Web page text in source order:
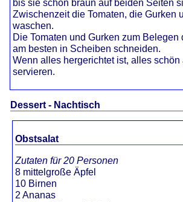
bis sie schön braun auf beiden Seiten
Zwischenzeit die Tomaten, die Gurken
waschen.
Die Tomaten und Gurken zum Belegen
am besten in Scheiben schneiden.
Wenn alles hergerichtet ist, alles schön
servieren.
Dessert - Nachtisch
Obstsalat
Zutaten für 20 Personen
8 mittelgroße Äpfel
10 Birnen
2 Ananas